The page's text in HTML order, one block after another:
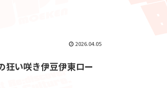
2026.04.05
狂い咲き伊豆伊東ロー